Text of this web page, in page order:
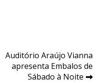
Auditório Araújo Vianna
apresenta Embalos de
Sábado à Noite